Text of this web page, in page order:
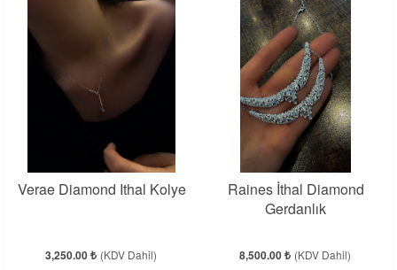
Verae Diamond Ithal Kolye
3,250.00 ₺ (KDV Dahil)
Raines İthal Diamond
Gerdanlık
8,500.00 ₺ (KDV Dahil)